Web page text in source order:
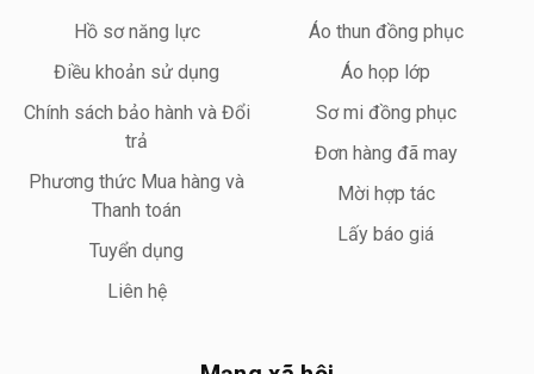
Hồ sơ năng lực
Điều khoản sử dụng
Chính sách bảo hành và Đổi
trả
Phương thức Mua hàng và
Thanh toán
Tuyển dụng
Liên hệ
Áo thun đồng phục
Áo họp lớp
Sơ mi đồng phục
Đơn hàng đã may
Mời hợp tác
Lấy báo giá